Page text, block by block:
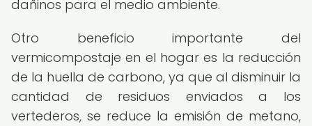
dañinos para el medio ambiente.
Otro beneficio importante del
vermicompostaje en el hogar es la reducción
de la huella de carbono, ya que al disminuir la
cantidad de residuos enviados a los
vertederos, se reduce la emisión de metano,